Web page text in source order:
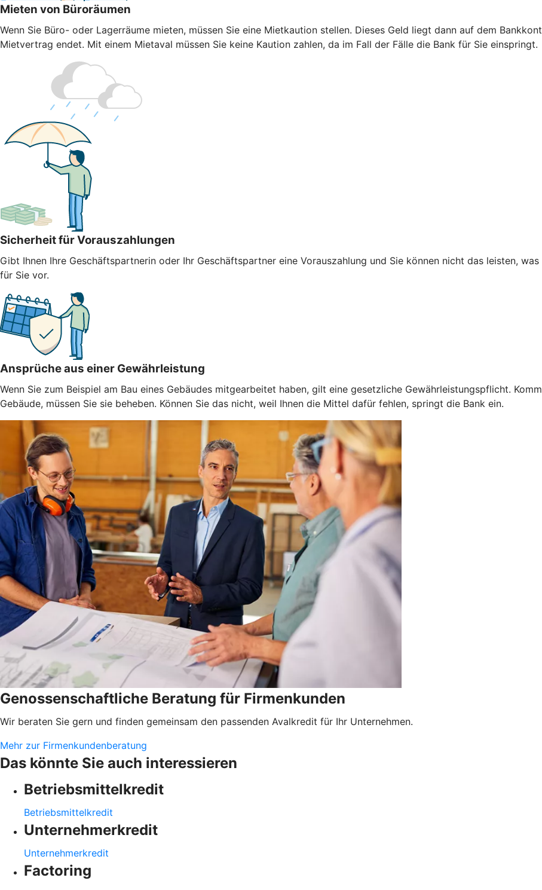
Mieten von Büroräumen
Wenn Sie Büro- oder Lagerräume mieten, müssen Sie eine Mietkaution stellen. Dieses Geld liegt dann auf dem
Mietvertrag endet. Mit einem Mietaval müssen Sie keine Kaution zahlen, da im Fall der Fälle die Bank für Sie einspringt.
Sicherheit für Vorauszahlungen
Gibt Ihnen Ihre Geschäftspartnerin oder Ihr Geschäftspartner eine Vorauszahlung und Sie können nicht das leisten,
für Sie vor.
Ansprüche aus einer Gewährleistung
Wenn Sie zum Beispiel am Bau eines Gebäudes mitgearbeitet haben, gilt eine gesetzliche Gewährleistungspflicht.
Gebäude, müssen Sie sie beheben. Können Sie das nicht, weil Ihnen die Mittel dafür fehlen, springt die Bank ein.
Genossenschaftliche Beratung für Firmenkunden
Wir beraten Sie gern und finden gemeinsam den passenden Avalkredit für Ihr Unternehmen.
Mehr zur Firmenkundenberatung
Das könnte Sie auch interessieren
Betriebsmittelkredit
Betriebsmittelkredit
Unternehmerkredit
Unternehmerkredit
Factoring